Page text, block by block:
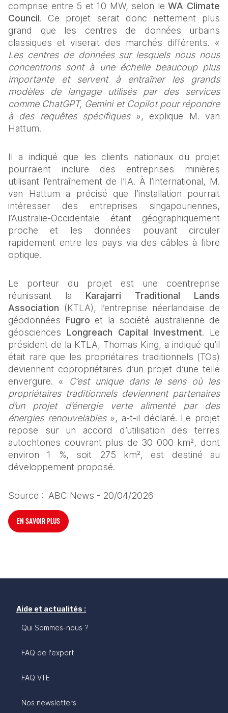
comprise entre 5 et 10 MW, selon le WA Climate
Council. Ce projet serait donc nettement plus
grand que les centres de données urbains
Les centres de données sur lesquels nous nous
concentrons sont à une échelle beaucoup plus
importante et servent à entraîner les grands
modèles de langage utilisés par des services
comme ChatGPT, Gemini et Copilot pour répondre
à des requêtes spécifiques », explique M. van
Hattum.
Il a indiqué que les clients nationaux du projet
pourraient inclure des entreprises minières
utilisant l’entraînement de l’IA. À l’international, M.
van Hattum a précisé que l’installation pourrait
intéresser des entreprises singapouriennes,
l’Australie-Occidentale étant géographiquement
proche et les données pouvant circuler
rapidement entre les pays via des câbles à fibre
optique.
Le porteur du projet est une coentreprise
réunissant la Karajarri Traditional Lands
Association (KTLA), l’entreprise néerlandaise de
géodonnées Fugro et la société australienne de
géosciences Longreach Capital Investment. Le
président de la KTLA, Thomas King, a indiqué qu’il
était rare que les propriétaires traditionnels (TOs)
deviennent copropriétaires d’un projet d’une telle
envergure. «
C’est unique dans le sens où les
propriétaires traditionnels deviennent partenaires
d’un projet d’énergie verte alimenté par des
énergies renouvelables », a-t-il déclaré. Le projet
repose sur un accord d’utilisation des terres
autochtones couvrant plus de 30 000 km², dont
environ 1 %, soit 275 km², est destiné au
développement proposé.
Source :  ABC News - 20/04/2026
EN SAVOIR PLUS
Aide et actualités :
Qui Sommes-nous ?
FAQ de l'export
FAQ V.I.E
Nos newsletters